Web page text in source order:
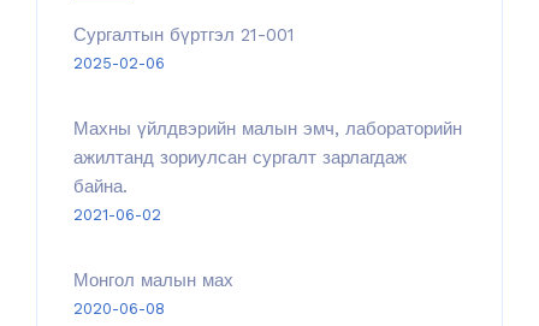
Сургалтын бүртгэл 21-001
2025-02-06
Махны үйлдвэрийн малын эмч, лабораторийн
ажилтанд зориулсан сургалт зарлагдаж
байна.
2021-06-02
Монгол малын мах
2020-06-08